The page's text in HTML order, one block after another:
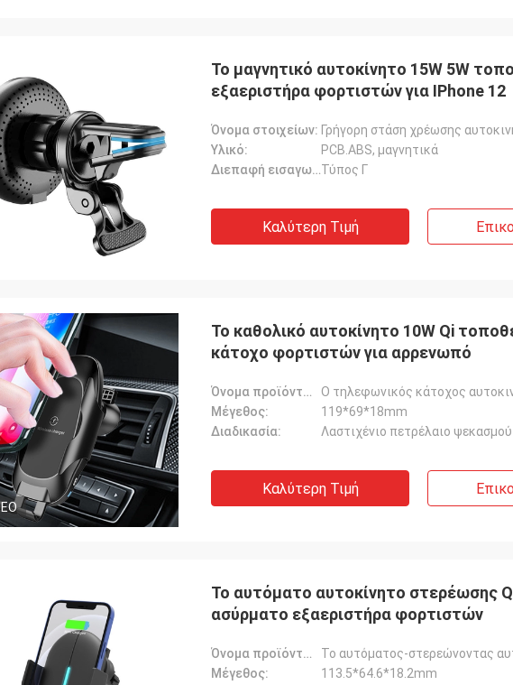
Το μαγνητικό αυτοκίνητο 15W 5W
εξαεριστήρα φορτιστών για IPhone 12
Όνομα στοιχείων: Γρήγορη στάση χρέωσης
Υλικό:
PCB.ABS, μαγνητικά
Διεπαφή εισαγωγής:Τύπος Γ
Καλύτερη Τιμή
Το καθολικό αυτοκίνητο 10W Qi
κάτοχο φορτιστών για αρρενωπό
Όνομα προϊόντων:
Μέγεθος:
119*69*18mm
Διαδικασία:
Λαστιχένιο πετρέλαιο ψεκασμού
Καλύτερη Τιμή
Το αυτόματο αυτοκίνητο στερέωσης
ασύρματο εξαεριστήρα φορτιστών
Όνομα προϊόντων:
Μέγεθος:
113.5*64.6*18.2mm